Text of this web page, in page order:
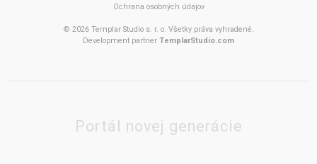
© 2026 Templar Studio s. r. o. Všetky práva vyhradené.
Development partner TemplarStudio.com
Ochrana osobných údajov
Portál novej generácie